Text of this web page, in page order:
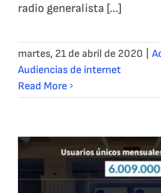
radio generalista [...]
martes, 21 de abril de 2020
Audiencias de internet
Read More